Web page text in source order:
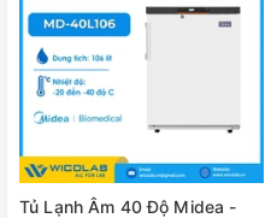
Tủ Lạnh Âm 40 Độ Midea -